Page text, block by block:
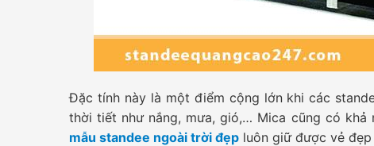
Đặc tính này là một điểm cộng lớn khi các
thời tiết như nắng, mưa, gió,… Mica cũng có
mẫu standee ngoài trời đẹp luôn giữ được vẻ